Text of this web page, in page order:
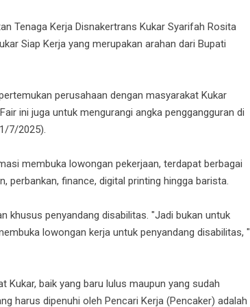
Tenaga Kerja Disnakertrans Kukar Syarifah Rosita
Siap Kerja yang merupakan arahan dari Bupati
perusahaan dengan masyarakat Kukar
ini juga untuk mengurangi angka penggangguran di
7/2025).
membuka lowongan pekerjaan, terdapat berbagai
perbankan, finance, digital printing hingga barista.
khusus penyandang disabilitas. "Jadi bukan untuk
lowongan kerja untuk penyandang disabilitas, "
baik yang baru lulus maupun yang sudah
harus dipenuhi oleh Pencari Kerja (Pencaker) adalah